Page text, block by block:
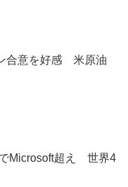
合意を好感 米原油
Microsoft超え 世界4